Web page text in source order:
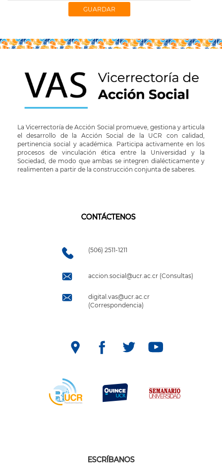
La Vicerrectoría de Acción Social promueve, gestiona y articula
el desarrollo de la Acción Social de la UCR con calidad,
pertinencia social y académica. Participa activamente en los
procesos de vinculación ética entre la Universidad y la
Sociedad, de modo que ambas se integren dialécticamente y
realimenten a partir de la construcción conjunta de saberes.
CONTÁCTENOS
(506) 2511-1211
accion.social@ucr.ac.cr (Consultas)
digital.vas@ucr.ac.cr
(Correspondencia)
ESCRÍBANOS